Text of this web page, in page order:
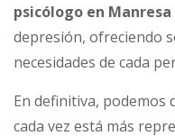
psicólogo en Manresa
depresión, ofreciendo
necesidades de cada
En definitiva, podemos
cada vez está más